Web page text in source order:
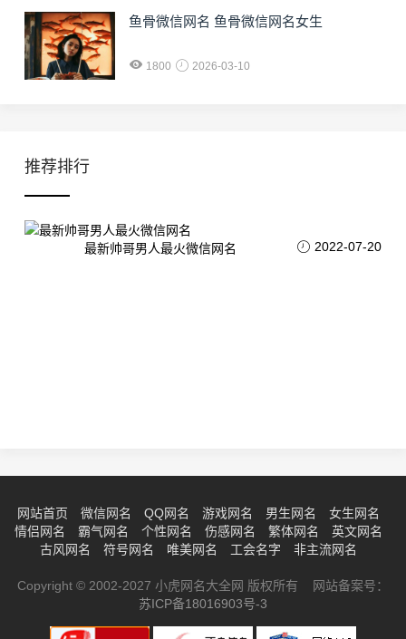
鱼骨微信网名 鱼骨微信网名女生
1800 2026-03-10
推荐排行
最新帅哥男人最火微信网名 2022-07-20
网站首页 微信网名 QQ网名 游戏网名 男生网名
女生网名
情侣网名
霸气网名 个性网名 伤感网名 繁体网名
英文网名
古风网名
符号网名 唯美网名 工会名字 非主流网名
Copyright © 2002-2027 小虎网名大全网 版权所有 网站备案号：
苏ICP备18016903号-3